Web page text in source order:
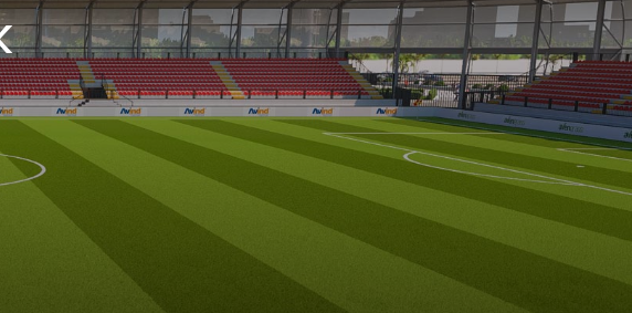
la
LED
Éclairage
sitesini ziyaret
Bu Çerez
kullanıcılarımıza hangi
ettiğiniz internet siteleri
dosyalarıdır.
size kişiselleştirilmiş bir
iyileştirmek için
katkıda bulunabilir. Çerez
silebilir ya da
sürece bu sitede